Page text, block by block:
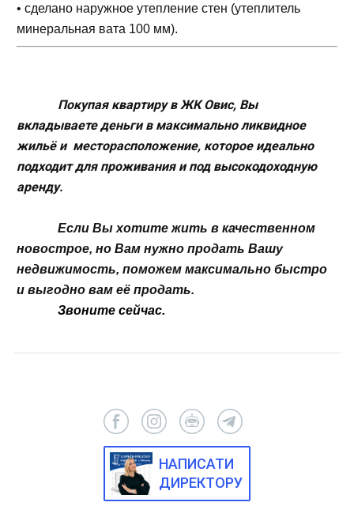
• сделано наружное утепление стен (утеплитель
минеральная вата 100 мм).
Покупая квартиру в ЖК Овис, Вы
вкладываете деньги в максимально ликвидное
жильё и месторасположение, которое идеально
подходит для проживания и под высокодоходную
аренду.
Если Вы хотите жить в качественном
новострое, но Вам нужно продать Вашу
недвижимость, поможем максимально быстро
и выгодно вам её продать.
Звоните сейчас.
НАПИСАТИ
ДИРЕКТОРУ